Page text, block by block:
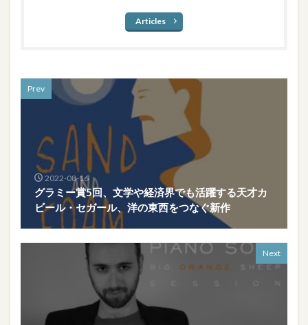
Articles
Prev
2022-08-16
グラミー賞5回、文学や経済界でも活躍する天才カ
ビール・セガール、洋の東西をつなぐ新作
Next